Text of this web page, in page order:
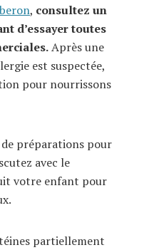
, consultez un
d’essayer toutes
Après une
est suspectée,
pour nourrissons
préparations pour
avec le
votre enfant pour
partiellement